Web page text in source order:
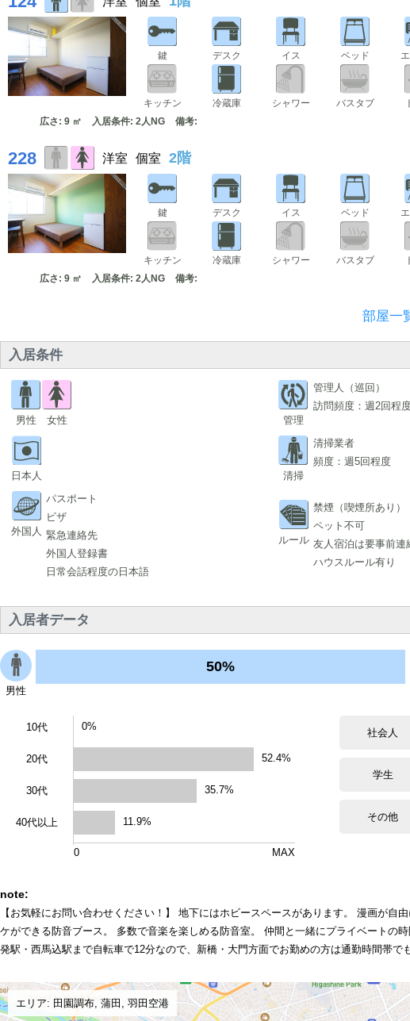
鍵 デスク イス ベッド
キッチン 冷蔵庫 シャワー バスタブ
広さ: 9 ㎡ 入居条件: 2人NG 備考:
228 洋室 個室 2階
鍵 デスク イス ベッド
キッチン 冷蔵庫 シャワー バスタブ
広さ: 9 ㎡ 入居条件: 2人NG 備考:
部屋一
入居条件
男性 女性 管理
管理人（巡回）
訪問頻度：週2回程
日本人 清掃
清掃業者
頻度：週5回程度
外国人
パスポート
ビザ
緊急連絡先
外国人登録書
日常会話程度の日本語
ルール
禁煙（喫煙所あり）
ペット不可
友人宿泊は要事前連
ハウスルール有り
入居者データ
男性
50%
10代 0%
20代 52.4%
30代 35.7%
40代以上 11.9%
0 MAX
社会人
学生
その他
note:
【お気軽にお問い合わせください！】 地下にはホビースペースがあります。 漫画が
ケができる防音ブース。 多数で音楽を楽しめる防音室。 仲間と一緒にプライベートの
発駅・西馬込駅まで自転車で12分なので、新橋・大門方面でお勤めの方は通勤時間帯で
エリア: 田園調布, 蒲田, 羽田空港